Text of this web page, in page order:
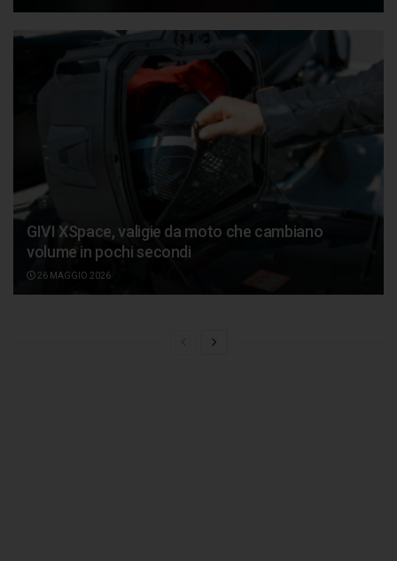
GIVI XSpace, valigie da moto che cambiano
volume in pochi secondi
26 MAGGIO 2026